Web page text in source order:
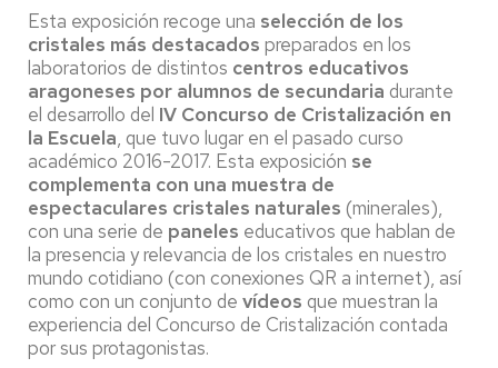
Esta exposición recoge una selección de los
cristales más destacados preparados en los
laboratorios de distintos centros educativos
aragoneses por alumnos de secundaria durante
el desarrollo del IV Concurso de Cristalización en
la Escuela, que tuvo lugar en el pasado curso
académico 2016-2017. Esta exposición se
complementa con una muestra de
espectaculares cristales naturales (minerales),
con una serie de paneles educativos que hablan de
la presencia y relevancia de los cristales en nuestro
mundo cotidiano (con conexiones QR a internet), así
como con un conjunto de vídeos que muestran la
experiencia del Concurso de Cristalización contada
por sus protagonistas.